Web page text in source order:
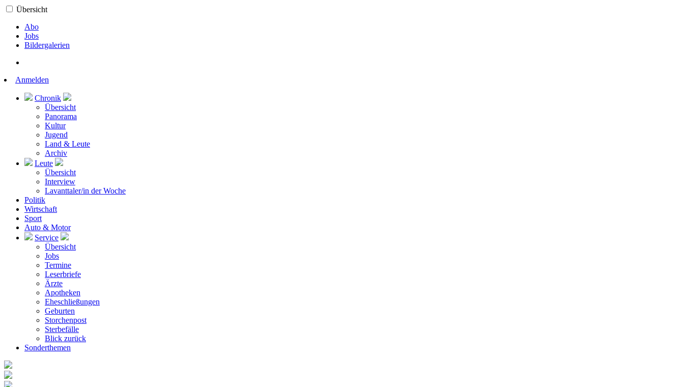
Übersicht
Abo
Jobs
Bildergalerien
Anmelden
Chronik
Übersicht
Panorama
Kultur
Jugend
Land & Leute
Archiv
Leute
Übersicht
Interview
Lavanttaler/in der Woche
Politik
Wirtschaft
Sport
Auto & Motor
Service
Übersicht
Jobs
Termine
Leserbriefe
Ärzte
Apotheken
Eheschließungen
Geburten
Storchenpost
Sterbefälle
Blick zurück
Sonderthemen